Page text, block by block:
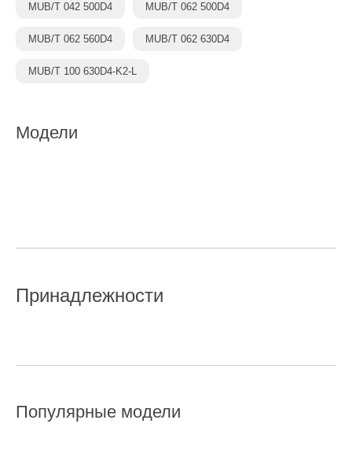
MUB/T 042 500D4 MUB/T 062 500D4
MUB/T 062 560D4 MUB/T 062 630D4
MUB/T 100 630D4-K2-L
Модели
Принадлежности
Популярные модели